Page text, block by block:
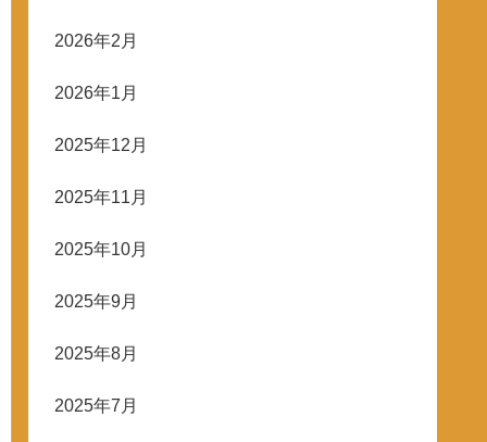
2026年2月
2026年1月
2025年12月
2025年11月
2025年10月
2025年9月
2025年8月
2025年7月